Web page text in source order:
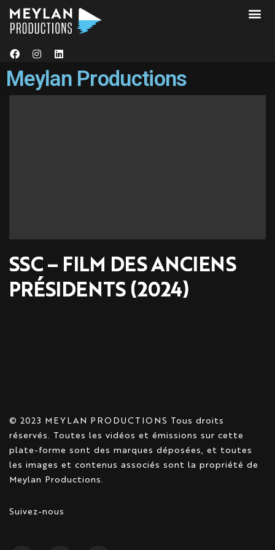
Meylan Productions
SSC – FILM DES ANCIENS
PRÉSIDENTS (2024)
© 2023 MEYLAN PRODUCTIONS Tous droits
réservés. Toutes les vidéos et émissions sur cette
plate-forme sont des marques déposées, et toutes
les images et contenus associés sont la propriété de
Meylan Productions.
Suivez-nous